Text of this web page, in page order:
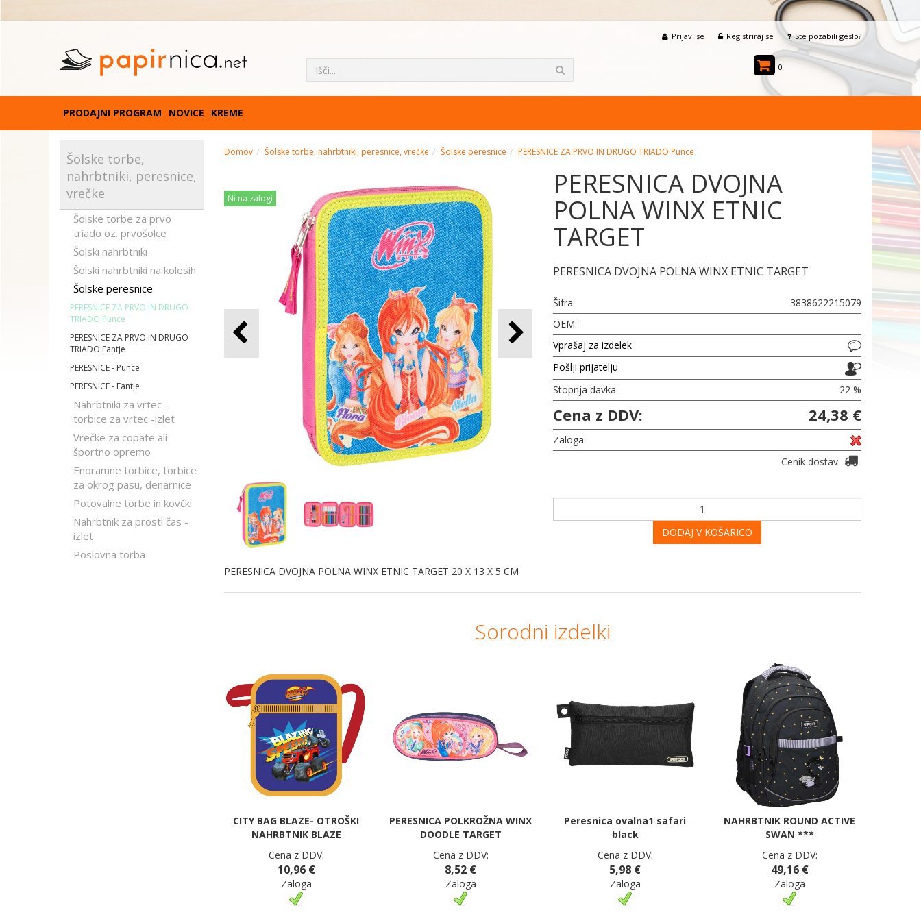
Prijavi se Registriraj se Ste pozabili geslo?
0
PRODAJNI PROGRAM NOVICE KREME
Šolske torbe,
nahrbtniki, peresnice,
vrečke
Šolske torbe za prvo
triado oz. prvošolce
Šolski nahrbtniki
Šolski nahrbtniki na kolesih
Šolske peresnice
PERESNICE ZA PRVO IN DRUGO
TRIADO Punce
PERESNICE ZA PRVO IN DRUGO
TRIADO Fantje
PERESNICE - Punce
PERESNICE - Fantje
Nahrbtniki za vrtec -
torbice za vrtec -izlet
Vrečke za copate ali
športno opremo
Enoramne torbice, torbice
za okrog pasu, denarnice
Potovalne torbe in kovčki
Nahrbtnik za prosti čas -
izlet
Poslovna torba
Domov Šolske torbe, nahrbtniki, peresnice, vrečke Šolske peresnice PERESNICE ZA PRVO IN DRUGO TRIADO Punce
Ni na zalogi PERESNICA DVOJNA
POLNA WINX ETNIC
TARGET
PERESNICA DVOJNA POLNA WINX ETNIC TARGET
Šifra:
3838622215079
OEM:
Vprašaj za izdelek
Pošlji prijatelju
Stopnja davka
22 %
Cena z DDV: 24,38 €
Zaloga
Cenik dostav
DODAJ V KOŠARICO
PERESNICA DVOJNA POLNA WINX ETNIC TARGET 20 X 13 X 5 CM
Sorodni izdelki
CITY BAG BLAZE- OTROŠKI
NAHRBTNIK BLAZE
Cena z DDV:
10,96 €
Zaloga
PERESNICA POLKROŽNA WINX
DOODLE TARGET
Cena z DDV:
8,52 €
Zaloga
Peresnica ovalna1 safari
black
Cena z DDV:
5,98 €
Zaloga
NAHRBTNIK ROUND ACTIVE
SWAN ***
Cena z DDV:
49,16 €
Zaloga